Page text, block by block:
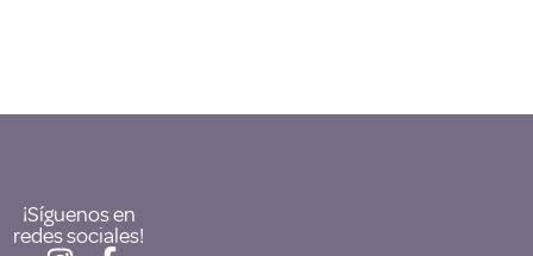
¡Síguenos en
redes sociales!